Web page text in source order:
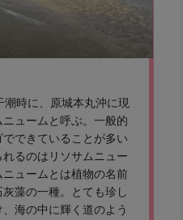
時に、原城本丸沖に現
ュームと呼ぶ。一般的
できていることが多い
るのはリソサムニュー
ュームとは植物の名前
藻の一種。とても珍し
海の中に輝く道のよう